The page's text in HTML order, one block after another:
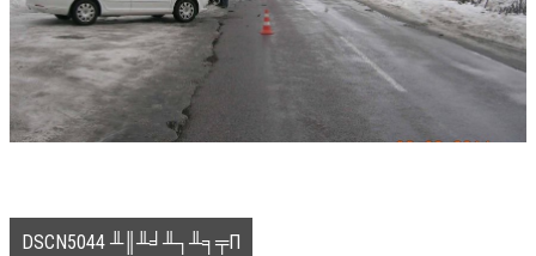
DSCN5044 ╨║╨╛╨┐╨╕╤П